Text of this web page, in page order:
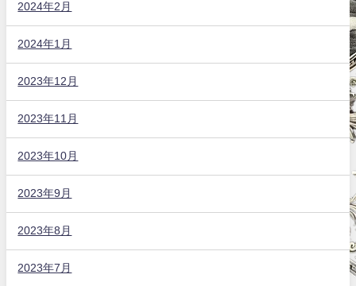
2024年2月
2024年1月
2023年12月
2023年11月
2023年10月
2023年9月
2023年8月
2023年7月